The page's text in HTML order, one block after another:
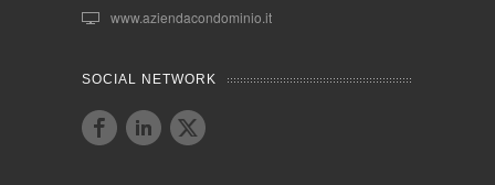
www.aziendacondominio.it
SOCIAL NETWORK